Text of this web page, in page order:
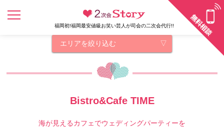
福岡初!福岡最安値級お笑い芸人が司会の二次会代行!!
エリアを絞り込む
Bistro&Cafe TIME
海が見えるカフェでウェディングパーティーを